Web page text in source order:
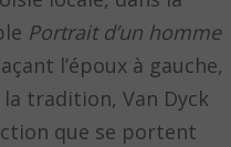
Portrait d’un homme
l’époux à gauche,
tradition, Van Dyck
que se portent